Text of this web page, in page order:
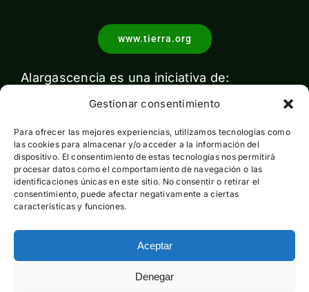
Gestionar consentimiento
Para ofrecer las mejores experiencias, utilizamos tecnologías como
las cookies para almacenar y/o acceder a la información del
dispositivo. El consentimiento de estas tecnologías nos permitirá
procesar datos como el comportamiento de navegación o las
identificaciones únicas en este sitio. No consentir o retirar el
consentimiento, puede afectar negativamente a ciertas
características y funciones.
Aceptar
Denegar
www.tierra.org
Alargascencia es una iniciativa de:
Con el apoyo de:
Esta actividad ha sido financiada por el Ministerio para la